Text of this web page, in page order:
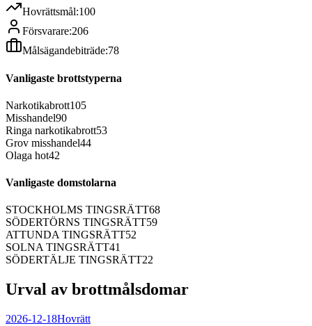
Hovrättsmål:100
Försvarare:206
Målsägandebiträde:78
Vanligaste brottstyperna
Narkotikabrott105
Misshandel90
Ringa narkotikabrott53
Grov misshandel44
Olaga hot42
Vanligaste domstolarna
STOCKHOLMS TINGSRÄTT68
SÖDERTÖRNS TINGSRÄTT59
ATTUNDA TINGSRÄTT52
SOLNA TINGSRÄTT41
SÖDERTÄLJE TINGSRÄTT22
Urval av brottmålsdomar
2026-12-18Hovrätt